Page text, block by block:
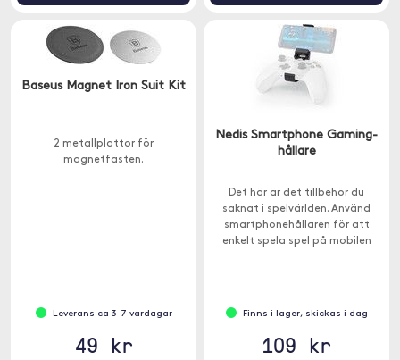
Baseus Magnet Iron Suit Kit
2 metallplattor för
magnetfästen.
Leverans ca 3-7 vardagar
49 kr
Nedis Smartphone Gaming-
hållare
Det här är det tillbehör du
saknat i spelvärlden. Använd
smartphonehållaren för att
enkelt spela spel på mobilen
Finns i lager, skickas i dag
109 kr